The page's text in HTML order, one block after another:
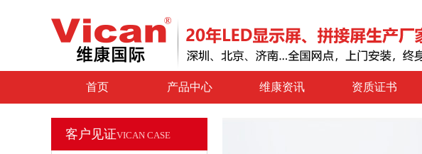
首页 产品中心 维康资讯 资质证书
客户见证VICAN CASE